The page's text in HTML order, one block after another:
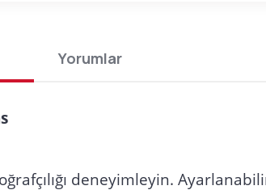
Yorumlar
deneyimleyin.